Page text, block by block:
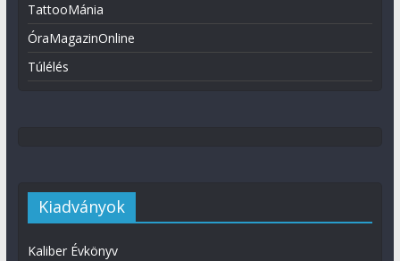
TattooMánia
ÓraMagazinOnline
Túlélés
Kiadványok
Kaliber Évkönyv